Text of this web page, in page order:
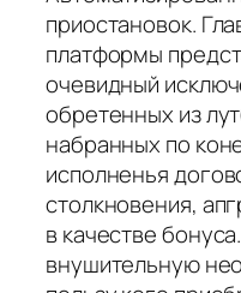
приостановок.
платформы
очевидный
обретенных из
набранных по
исполненья
столкновения,
в качестве
внушительную